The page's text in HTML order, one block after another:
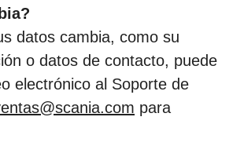
datos cambia, como su
o datos de contacto, puede
electrónico al Soporte de
para